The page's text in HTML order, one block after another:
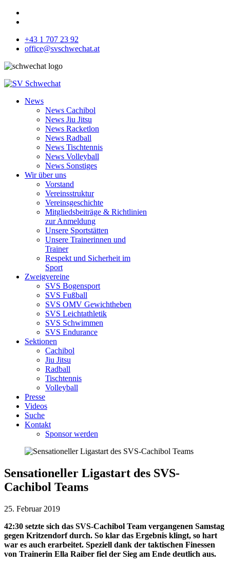
+43 1 707 23 92
office@svschwechat.at
News
News Cachibol
News Jiu Jitsu
News Racketlon
News Radball
News Tischtennis
News Volleyball
News Sonstiges
Wir über uns
Vorstand
Vereinsstruktur
Vereinsgeschichte
Mitgliedsbeiträge & Richtlinien
zur Anmeldung
Unsere Sportstätten
Unsere Trainerinnen und
Trainer
Respekt und Sicherheit im
Sport
Zweigvereine
SVS Bogensport
SVS Fußball
SVS OMV Gewichtheben
SVS Leichtathletik
SVS Schwimmen
SVS Endurance
Sektionen
Cachibol
Jiu Jitsu
Radball
Tischtennis
Volleyball
Presse
Videos
Suche
Kontakt
Sponsor werden
Sensationeller Ligastart des SVS-
Cachibol Teams
25. Februar 2019
42:30 setzte sich das SVS-Cachibol Team vergangenen Samstag
gegen Kritzendorf durch. So klar das Ergebnis klingt, so hart
war es auch erarbeitet. Speziell dank der taktischen Finessen
von Trainerin Ella Raiber fiel der Sieg am Ende deutlich aus.